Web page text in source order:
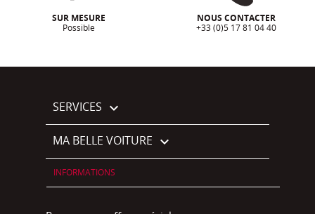
SUR MESURE
Possible
NOUS CONTACTER
+33 (0)5 17 81 04 40
SERVICES 
MA BELLE VOITURE 
INFORMATIONS